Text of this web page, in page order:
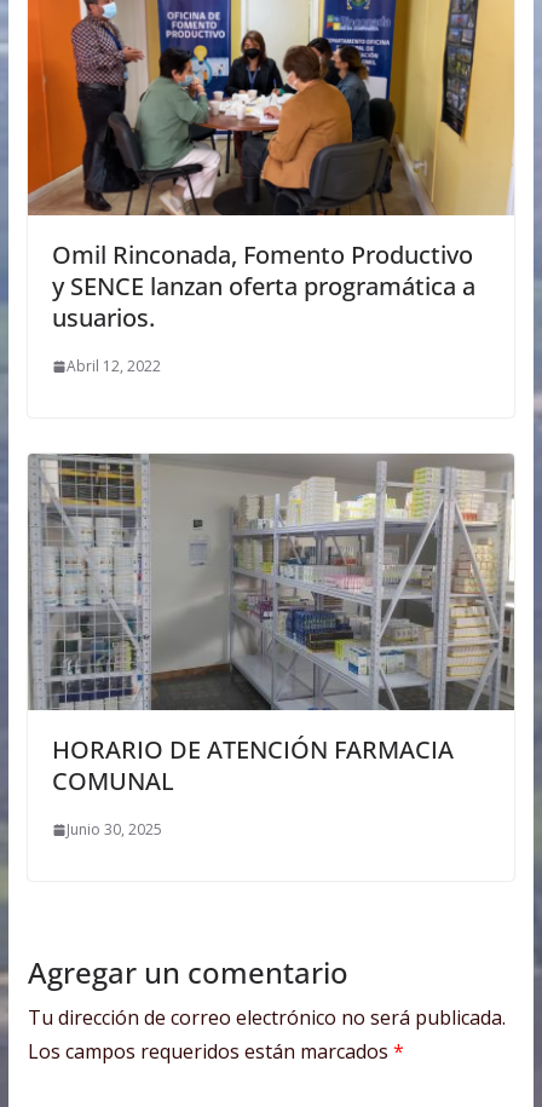
Omil Rinconada, Fomento Productivo
y SENCE lanzan oferta programática a
usuarios.
Abril 12, 2022
HORARIO DE ATENCIÓN FARMACIA
COMUNAL
Junio 30, 2025
Agregar un comentario
Tu dirección de correo electrónico no será publicada.
Los campos requeridos están marcados *